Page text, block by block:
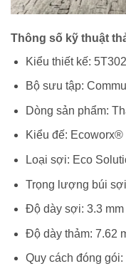
Thông số kỹ thuật
Kiểu thiết kế:
Bộ sưu tập:
Dòng sản phẩm:
Kiểu đế: Ecoworx®
Loại sợi: Eco
Trọng lượng búi
Độ dày sợi: 3.3 mm
Độ dày thảm: 7.62
Quy cách đóng gói: